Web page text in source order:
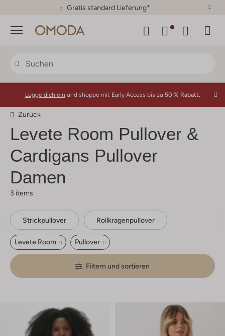
30 Tage Rückgaberecht
Menü
Logge dich ein und shoppe mit Early Access bis zu 50 % Rabatt.
Zurück
Levete Room Pullover &
Cardigans Pullover
Damen
3 items
Strickpullover Rollkragenpullover
Levete Room Pullover
Filtern und sortieren